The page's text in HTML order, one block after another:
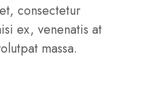
consectetur
ex, venenatis at
massa.